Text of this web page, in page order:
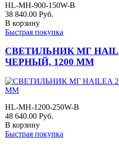
HL-MH-900-150W-B
38 840.00 Руб.
В корзину
Быстрая покупка
СВЕТИЛЬНИК МГ
ЧЕРНЫЙ, 1200 ММ
HL-MH-1200-250W-B
48 640.00 Руб.
В корзину
Быстрая покупка